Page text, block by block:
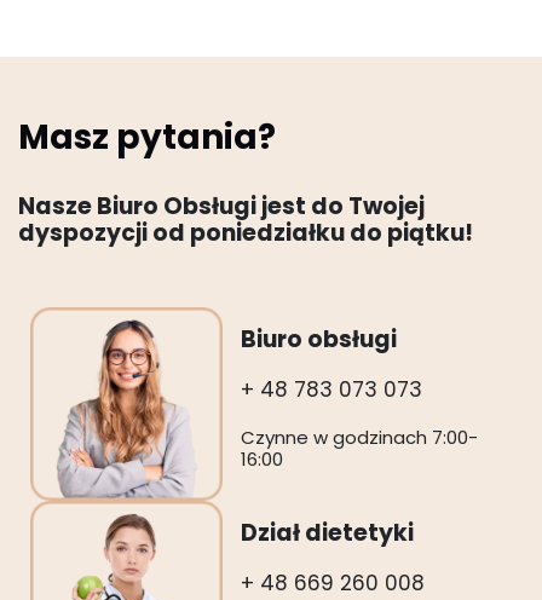
Masz pytania?
Nasze Biuro Obsługi jest do Twojej
dyspozycji od poniedziałku do piątku!
Biuro obsługi
+ 48 783 073 073
Czynne w godzinach 7:00-
16:00
Dział dietetyki
+ 48 669 260 008